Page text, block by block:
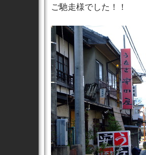
ご馳走様でした！！